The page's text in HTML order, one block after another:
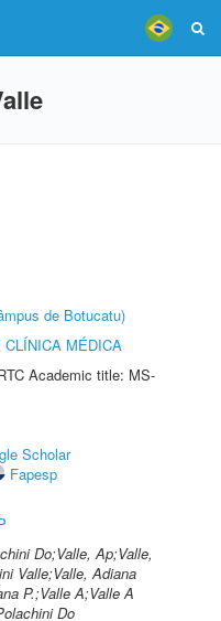
de Botucatu)
CLÍNICA MÉDICA
Academic title: MS-
Scholar
Fapesp
Do;Valle, Ap;Valle,
Valle;Valle, Adiana
P.;Valle A;Valle A
Do